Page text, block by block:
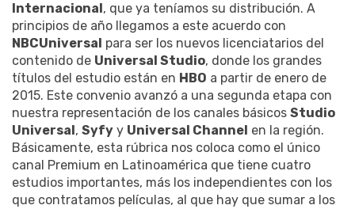
Internacional, que ya teníamos su distribución. A
principios de año llegamos a este acuerdo con
NBCUniversal para ser los nuevos licenciatarios del
contenido de Universal Studio, donde los grandes
títulos del estudio están en HBO a partir de enero de
2015. Este convenio avanzó a una segunda etapa con
nuestra representación de los canales básicos Studio
Universal, Syfy y Universal Channel en la región.
Básicamente, esta rúbrica nos coloca como el único
canal Premium en Latinoamérica que tiene cuatro
estudios importantes, más los independientes con los
que contratamos películas, al que hay que sumar a los